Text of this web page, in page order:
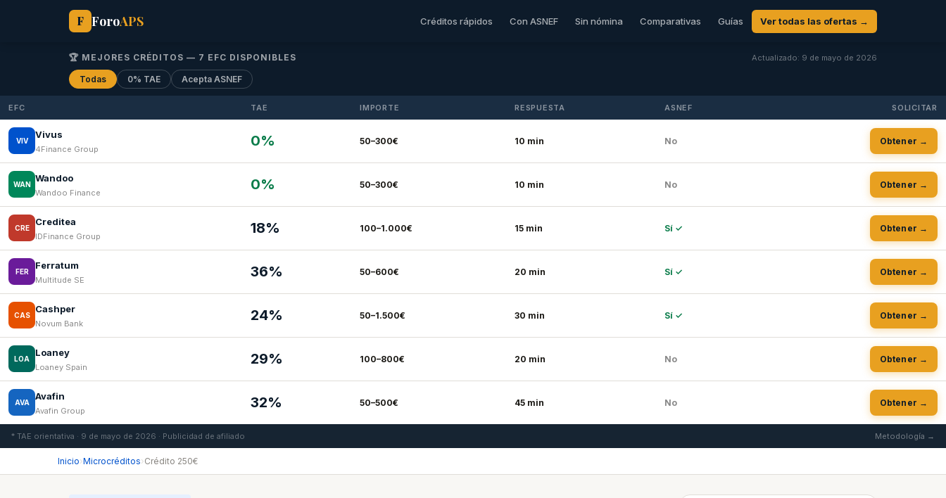
F ForoAPS Créditos rápidos Con ASNEF Sin nómina Comparativas Guías Ver todas las ofertas →
🏆 MEJORES CRÉDITOS — 7 EFC DISPONIBLES Actualizado: 9 de mayo de 2026
Todas 0% TAE Acepta ASNEF
EFC TAE IMPORTE RESPUESTA ASNEF SOLICITAR
VIV
Vivus
4Finance Group 0% 50–300€ 10 min No Obtener →
WAN
Wandoo
Wandoo Finance 0% 50–300€ 10 min No Obtener →
CRE
Creditea
IDFinance Group 18% 100–1.000€ 15 min Sí ✓ Obtener →
FER
Ferratum
Multitude SE 36% 50–600€ 20 min Sí ✓ Obtener →
CAS
Cashper
Novum Bank 24% 50–1.500€ 30 min Sí ✓ Obtener →
LOA
Loaney
Loaney Spain 29% 100–800€ 20 min No Obtener →
AVA
Avafin
Avafin Group 32% 50–500€ 45 min No Obtener →
* TAE orientativa · 9 de mayo de 2026 · Publicidad de afiliado Metodología →
Inicio›Microcréditos›Crédito 250€